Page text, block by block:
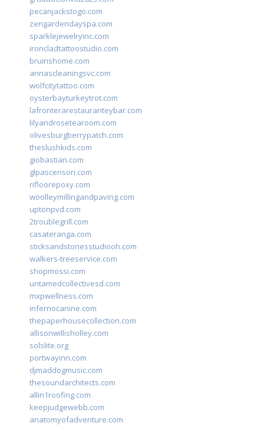
pecanjackstogo.com
zengardendayspa.com
sparklejewelryinc.com
ironcladtattoostudio.com
bruinshome.com
annascleaningsvc.com
wolfcitytattoo.com
oysterbayturkeytrot.com
lafronterarestauranteybar.com
lilyandrosetearoom.com
olivesburgberrypatch.com
theslushkids.com
giobastian.com
glpascensori.com
rifloorepoxy.com
woolleymillingandpaving.com
uptonpvd.com
2troublegrill.com
casateranga.com
sticksandstonesstudiooh.com
walkers-treeservice.com
shopmossi.com
untamedcollectivesd.com
mxpwellness.com
infernocanine.com
thepaperhousecollection.com
allisonwillisholley.com
solslite.org
portwayinn.com
djmaddogmusic.com
thesoundarchitects.com
allin1roofing.com
keepjudgewebb.com
anatomyofadventure.com